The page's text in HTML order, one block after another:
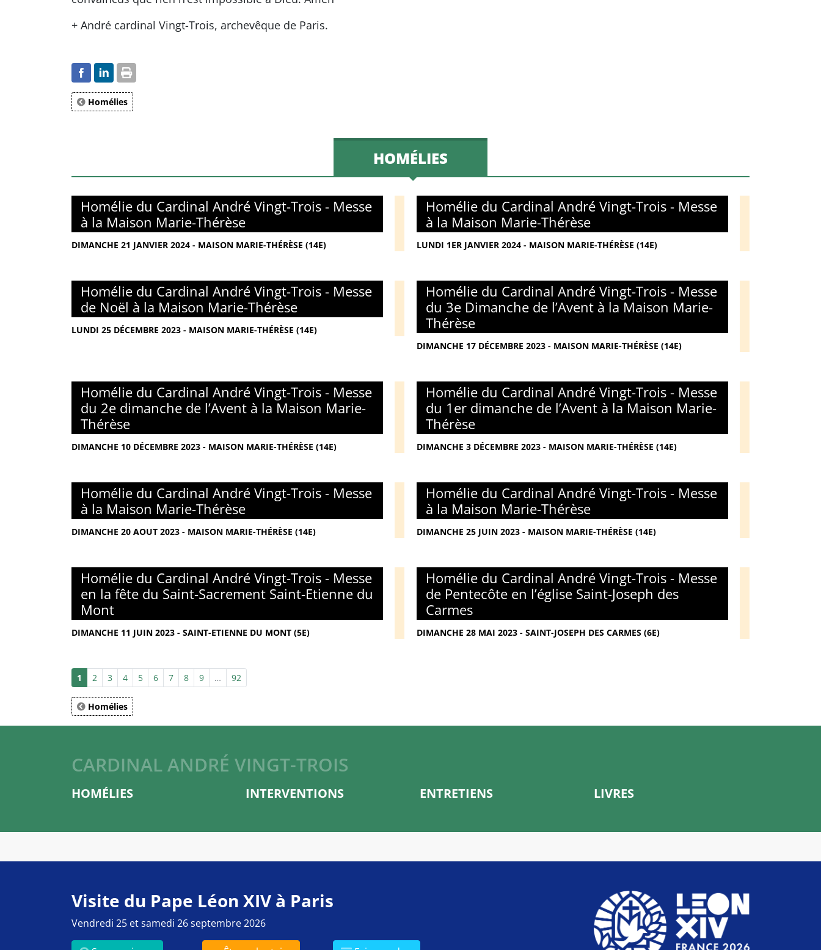
+ André cardinal Vingt-Trois, archevêque de Paris.
Homélies
HOMÉLIES
Homélie du Cardinal André Vingt-Trois - Messe
à la Maison Marie-Thérèse
DIMANCHE 21 JANVIER 2024 - MAISON MARIE-THÉRÈSE (14E)
Homélie du Cardinal André Vingt-Trois - Messe
à la Maison Marie-Thérèse
LUNDI 1ER JANVIER 2024 - MAISON MARIE-THÉRÈSE (14E)
Homélie du Cardinal André Vingt-Trois - Messe
de Noël à la Maison Marie-Thérèse
LUNDI 25 DÉCEMBRE 2023 - MAISON MARIE-THÉRÈSE (14E)
Homélie du Cardinal André Vingt-Trois - Messe
du 3e Dimanche de l’Avent à la Maison Marie-
Thérèse
DIMANCHE 17 DÉCEMBRE 2023 - MAISON MARIE-THÉRÈSE (14E)
Homélie du Cardinal André Vingt-Trois - Messe
du 2e dimanche de l’Avent à la Maison Marie-
Thérèse
DIMANCHE 10 DÉCEMBRE 2023 - MAISON MARIE-THÉRÈSE (14E)
Homélie du Cardinal André Vingt-Trois - Messe
du 1er dimanche de l’Avent à la Maison Marie-
Thérèse
DIMANCHE 3 DÉCEMBRE 2023 - MAISON MARIE-THÉRÈSE (14E)
Homélie du Cardinal André Vingt-Trois - Messe
à la Maison Marie-Thérèse
DIMANCHE 20 AOUT 2023 - MAISON MARIE-THÉRÈSE (14E)
Homélie du Cardinal André Vingt-Trois - Messe
à la Maison Marie-Thérèse
DIMANCHE 25 JUIN 2023 - MAISON MARIE-THÉRÈSE (14E)
Homélie du Cardinal André Vingt-Trois - Messe
en la fête du Saint-Sacrement Saint-Etienne du
Mont
DIMANCHE 11 JUIN 2023 - SAINT-ETIENNE DU MONT (5E)
Homélie du Cardinal André Vingt-Trois - Messe
de Pentecôte en l’église Saint-Joseph des
Carmes
DIMANCHE 28 MAI 2023 - SAINT-JOSEPH DES CARMES (6E)
1 2 3 4 5 6 7 8 9 … 92
Homélies
CARDINAL ANDRÉ VINGT-TROIS
HOMÉLIES INTERVENTIONS ENTRETIENS LIVRES
Visite du Pape Léon XIV à Paris
Vendredi 25 et samedi 26 septembre 2026